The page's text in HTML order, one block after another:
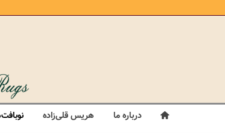
درباره ما هریس قلی‌زاده